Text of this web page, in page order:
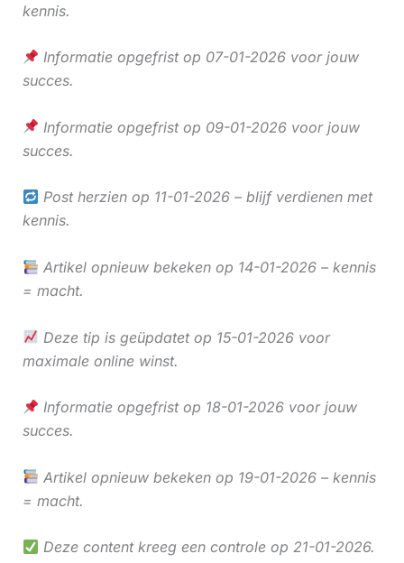
kennis.
Informatie opgefrist op 07-01-2026 voor jouw
succes.
Informatie opgefrist op 09-01-2026 voor jouw
succes.
Post herzien op 11-01-2026 – blijf verdienen met
kennis.
Artikel opnieuw bekeken op 14-01-2026 – kennis
= macht.
Deze tip is geüpdatet op 15-01-2026 voor
maximale online winst.
Informatie opgefrist op 18-01-2026 voor jouw
succes.
Artikel opnieuw bekeken op 19-01-2026 – kennis
= macht.
Deze content kreeg een controle op 21-01-2026.